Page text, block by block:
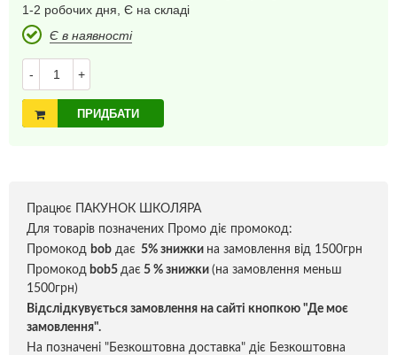
1-2 робочих дня, Є на складі
Є в наявності
- +
ПРИДБАТИ
Працює ПАКУНОК ШКОЛЯРА
Для товарів позначених Промо діє промокод:
Промокод bob дає 5% знижки на замовлення від 1500грн
Промокод bob5 дає 5 % знижки (на замовлення меньш
1500грн)
Відслідкувується замовлення на сайті кнопкою "Де моє
замовлення".
На позначені "Безкоштовна доставка" діє Безкоштовна